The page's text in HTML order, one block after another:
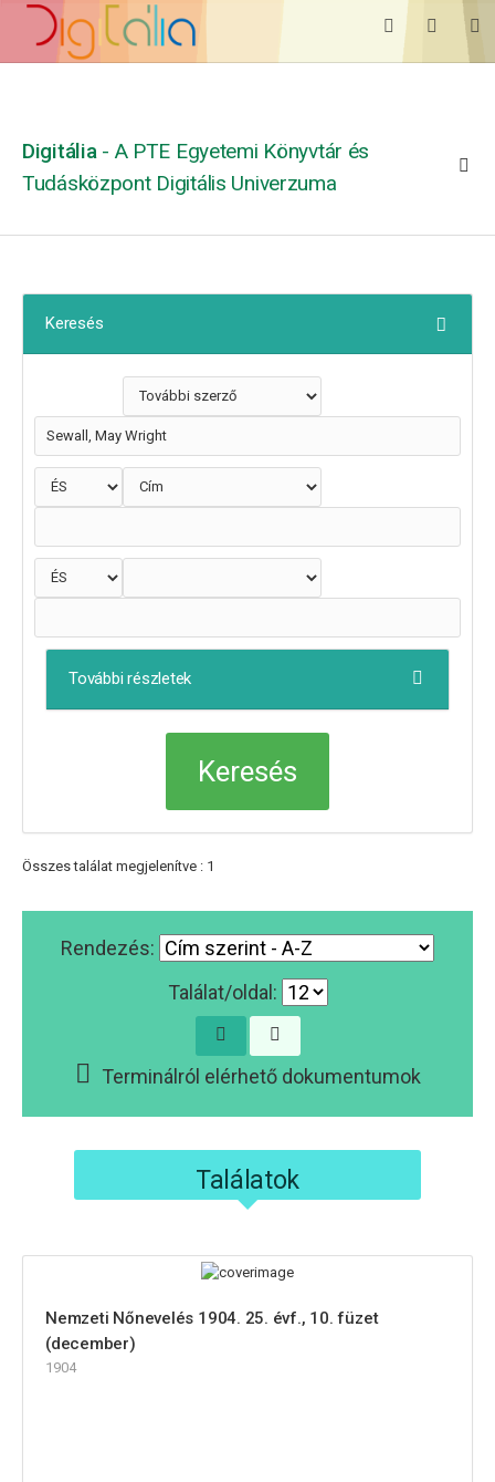
Digitália - A PTE Egyetemi Könyvtár és
Tudásközpont Digitális Univerzuma
Keresés
További részletek
Összes találat megjelenítve : 1
Rendezés:
Találat/oldal:
Terminálról elérhető dokumentumok
Találatok
Nemzeti Nőnevelés 1904. 25. évf., 10. füzet
(december)
1904